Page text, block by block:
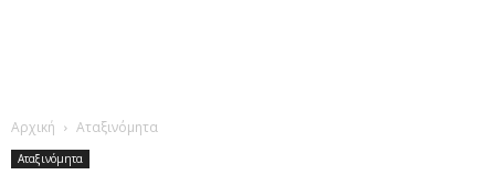
Αρχική Αταξινόμητα
Αταξινόμητα